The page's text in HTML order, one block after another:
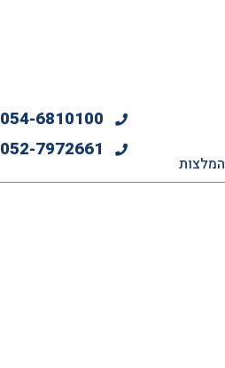
המלצות
054-6810100
052-7972661